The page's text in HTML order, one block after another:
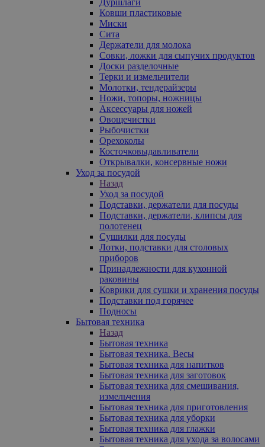
Ковши пластиковые
Миски
Сита
Держатели для молока
Совки, ложки для сыпучих продуктов
Доски разделочные
Терки и измельчители
Молотки, тендерайзеры
Ножи, топоры, ножницы
Аксессуары для ножей
Овощечистки
Рыбочистки
Орехоколы
Косточковыдавливатели
Открывалки, консервные ножи
Уход за посудой
Назад
Уход за посудой
Подставки, держатели для посуды
Подставки, держатели, клипсы для
полотенец
Сушилки для посуды
Лотки, подставки для столовых
приборов
Принадлежности для кухонной
раковины
Коврики для сушки и хранения посуды
Подставки под горячее
Подносы
Бытовая техника
Назад
Бытовая техника
Бытовая техника. Весы
Бытовая техника для напитков
Бытовая техника для заготовок
Бытовая техника для смешивания,
измельчения
Бытовая техника для приготовления
Бытовая техника для уборки
Бытовая техника для глажки
Бытовая техника для ухода за волосами